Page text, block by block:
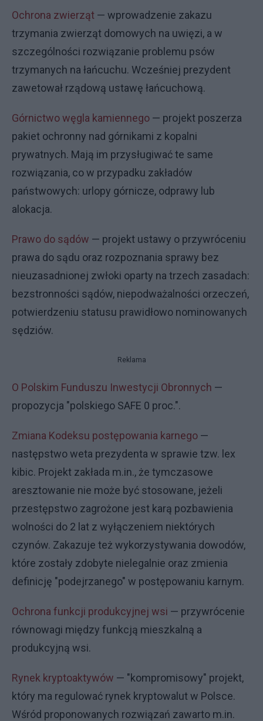
Ochrona zwierząt — wprowadzenie zakazu
trzymania zwierząt domowych na uwięzi, a w
szczególności rozwiązanie problemu psów
trzymanych na łańcuchu. Wcześniej prezydent
zawetował rządową ustawę łańcuchową.
Górnictwo węgla kamiennego — projekt poszerza
pakiet ochronny nad górnikami z kopalni
prywatnych. Mają im przysługiwać te same
rozwiązania, co w przypadku zakładów
państwowych: urlopy górnicze, odprawy lub
alokacja.
Prawo do sądów — projekt ustawy o przywróceniu
prawa do sądu oraz rozpoznania sprawy bez
nieuzasadnionej zwłoki oparty na trzech zasadach:
bezstronności sądów, niepodważalności orzeczeń,
potwierdzeniu statusu prawidłowo nominowanych
sędziów.
Reklama
O Polskim Funduszu Inwestycji Obronnych —
propozycja "polskiego SAFE 0 proc.".
Zmiana Kodeksu postępowania karnego —
następstwo weta prezydenta w sprawie tzw. lex
kibic. Projekt zakłada m.in., że tymczasowe
aresztowanie nie może być stosowane, jeżeli
przestępstwo zagrożone jest karą pozbawienia
wolności do 2 lat z wyłączeniem niektórych
czynów. Zakazuje też wykorzystywania dowodów,
które zostały zdobyte nielegalnie oraz zmienia
definicję "podejrzanego" w postępowaniu karnym.
Ochrona funkcji produkcyjnej wsi — przywrócenie
równowagi między funkcją mieszkalną a
produkcyjną wsi.
Rynek kryptoaktywów — "kompromisowy" projekt,
który ma regulować rynek kryptowalut w Polsce.
Wśród proponowanych rozwiązań zawarto m.in.